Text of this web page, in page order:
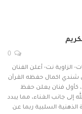
الزاوية نت- أعلن الفنان
اكمال حفظه القرآن
كأول فنان يعلن حفظ
إلى جانب الغناء، مما يبدد
الذهنية السلبية ربما عن